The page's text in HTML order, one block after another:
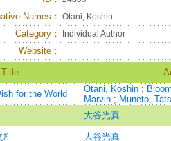
Names： Otani, Koshin
Category： Individual Author
Website：
Title
for the World Otani, Koshin ;
Marvin ; Muneto,
大谷光真
大谷光真